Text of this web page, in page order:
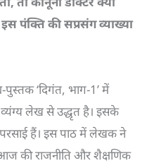
पंक्ति की सप्रसंग व्याख्या
पुस्तक ‘दिगंत, भाग-1’ में
व्यंग्य लेख से उद्धृत है। इसके
हैं। इस पाठ में लेखक ने
की राजनीति और शैक्षणिक